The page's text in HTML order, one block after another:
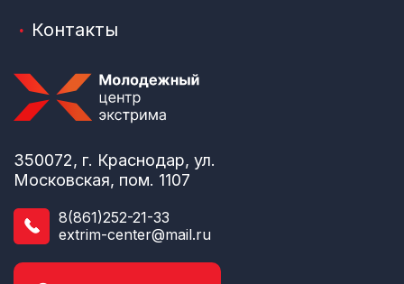
350072, г. Краснодар, ул.
Московская, пом. 1107
8(861)252-21-33
extrim-center@mail.ru
Контакты